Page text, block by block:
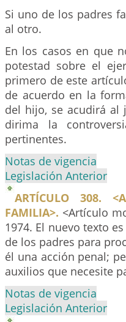
Si uno de los padres
al otro.
En los casos en que
potestad sobre el
primero de este
de acuerdo en la
del hijo, se acudirá al
dirima la
pertinentes.
Notas de vigencia
Legislación Anterior
ARTÍCULO 308.
FAMILIA>. <Artículo
1974. El nuevo texto
de los padres para
él una acción penal;
auxilios que necesite
Notas de vigencia
Legislación Anterior